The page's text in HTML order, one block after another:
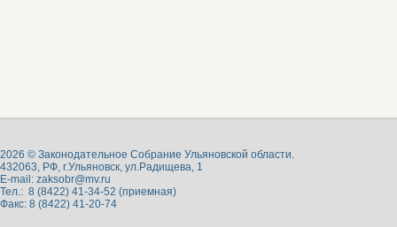
2026 © Законодательное Собрание Ульяновской области.
432063, РФ, г.Ульяновск, ул.Радищева, 1
E-mail: zaksobr@mv.ru
Тел.: 8 (8422) 41-34-52 (приемная)
Факс: 8 (8422) 41-20-74